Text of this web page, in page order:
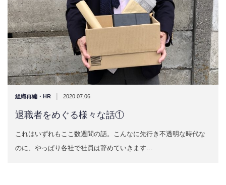
組織再編・HR | 2020.07.06
退職者をめぐる様々な話①
これはいずれもここ数週間の話。こんなに先行き不透明な時代な
のに、やっぱり各社で社員は辞めていきます…